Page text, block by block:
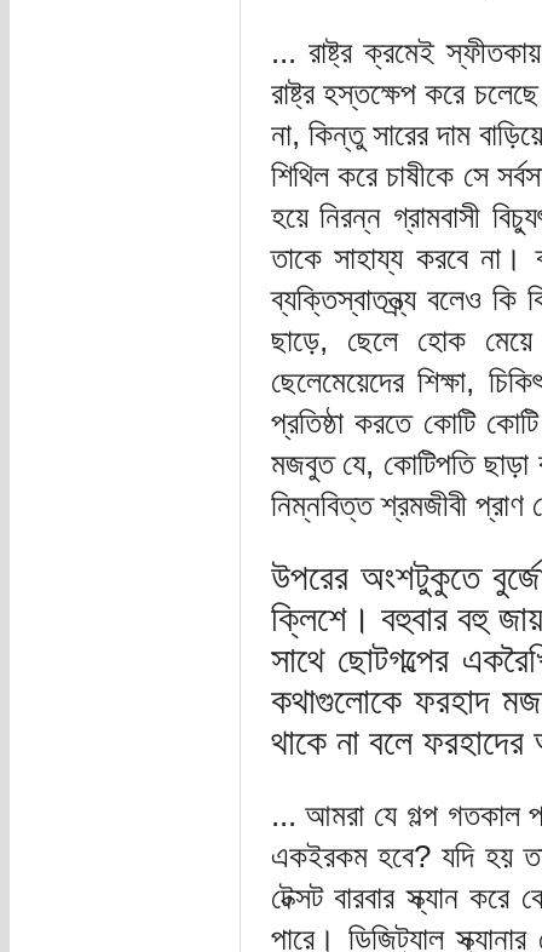
... রাষ্ট্র ক্রমেই
রাষ্ট্র হস্তক্ষেপ করে
না, কিন্তু সারের দাম
শিথিল করে চাষীকে সে
হয়ে নিরন্ন গ্রামবাসী
তাকে সাহায্য করবে না।
ব্যক্তিস্বাতন্ত্র্য বলেও
ছাড়ে, ছেলে হোক
ছেলেমেয়েদের শিক্ষা,
প্রতিষ্ঠা করতে কোটি
মজবুত যে, কোটিপতি ছাড়া
নিম্নবিত্ত শ্রমজীবী প্রাণ
উপরের অংশটুকুতে
ক্লিশে। বহুবার বহু
সাথে ছোটগল্পের
কথাগুলোকে ফরহাদ
থাকে না বলে
... আমরা যে গল্প গতকাল
একইরকম হবে? যদি হয়
টেক্সট বারবার স্ক্যান
পারে। ডিজিট্যাল